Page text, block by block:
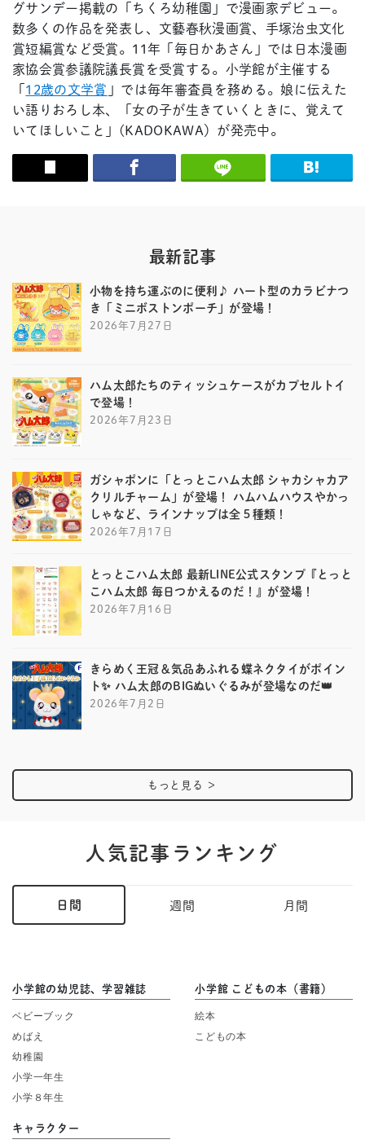
グサンデー掲載の「ちくろ幼稚園」で漫画家デビュー。
数多くの作品を発表し、文藝春秋漫画賞、手塚治虫文化
賞短編賞など受賞。11年「毎日かあさん」では日本漫画
家協会賞参議院議長賞を受賞する。小学館が主催する
12歳の文学賞 」では毎年審査員を務める。娘に伝えた
い語りおろし本、「女の子が生きていくときに、覚えて
いてほしいこと」(KADOKAWA）が発売中。
最新記事
小物を持ち運ぶのに便利♪ ハート型のカラビナつ
き「ミニボストンポーチ」が登場！
2026年7月27日
ハム太郎たちのティッシュケースがカプセルトイ
で登場！
2026年7月23日
ガシャポンに「とっとこハム太郎 シャカシャカア
クリルチャーム」が登場！ ハムハムハウスやかっ
しゃなど、ラインナップは全５種類！
2026年7月17日
とっとこハム太郎 最新LINE公式スタンプ『とっと
こハム太郎 毎日つかえるのだ！』が登場！
2026年7月16日
きらめく王冠＆気品あふれる蝶ネクタイがポイン
ト✨ ハム太郎のBIGぬいぐるみが登場なのだ👑
2026年7月2日
もっと見る ＞
人気記事ランキング
日間 週間 月間
小学館の幼児誌、学習雑誌
ベビーブック
めばえ
幼稚園
小学一年生
小学８年生
小学館 こどもの本（書籍）
絵本
こどもの本
キャラクター